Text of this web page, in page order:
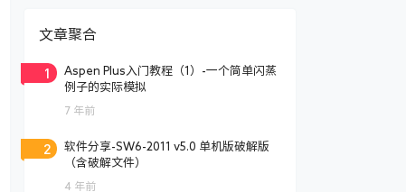
文章聚合
1
Aspen Plus入门教程（1）-一个简单闪蒸
例子的实际模拟
7 年前
2
软件分享-SW6-2011 v5.0 单机版破解版
（含破解文件）
4 年前